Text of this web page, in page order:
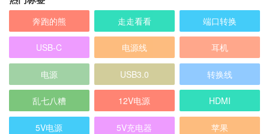
奔跑的熊 走走看看 端口转换
USB-C 电源线 耳机
电源 USB3.0 转换线
乱七八糟 12V电源 HDMI
5V电源 5V充电器 苹果